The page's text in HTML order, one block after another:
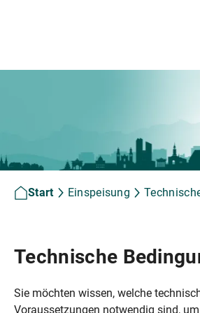
Start Einspeisung
Technische
Sie möchten wissen, welche
Voraussetzungen notwendig sind,